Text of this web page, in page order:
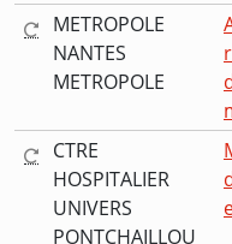
METROPOLE
NANTES
METROPOLE
CTRE
HOSPITALIER
UNIVERS
PONTCHAILLOU